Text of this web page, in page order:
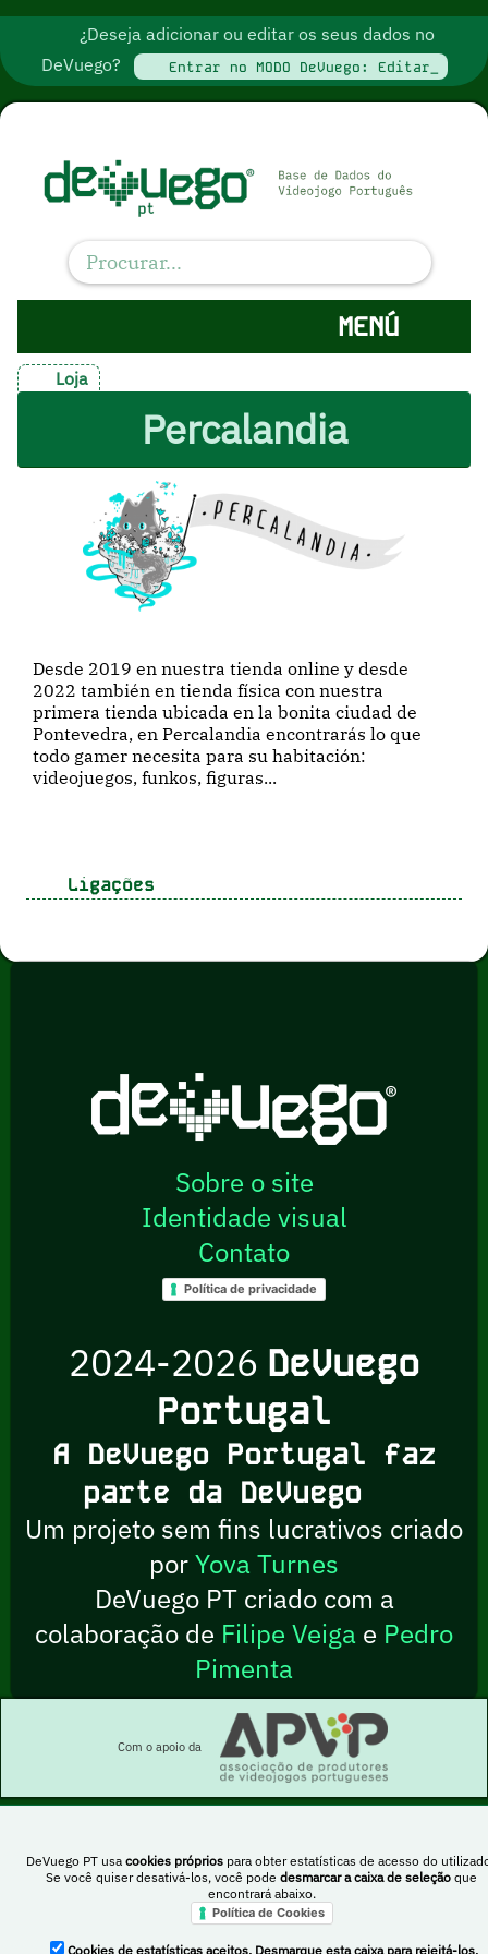
¿Deseja adicionar ou editar os seus dados no
DeVuego?
Entrar no MODO DeVuego: Editar_
MENÚ
Loja
Percalandia
Desde 2019 en nuestra tienda online y desde
2022 también en tienda física con nuestra
primera tienda ubicada en la bonita ciudad de
Pontevedra, en Percalandia encontrarás lo que
todo gamer necesita para su habitación:
videojuegos, funkos, figuras...
Ligações
DeVuego PT usa cookies própriospara obter estatísticas de acesso do
Se você quiser desativá-los, você pode desmarcar a caixa de seleção que
encontrará abaixo.
Política de Cookies
Cookies de estatísticas aceitos. Desmarque esta caixa para rejeitá-los.
Sobre o site
Identidade visual
Contato
Política de privacidade
2024-2026 DeVuego
Portugal
A DeVuego Portugal faz
parte da DeVuego
Um projeto sem fins lucrativos criado
porYova Turnes
DeVuego PT criado com a
colaboração de Filipe Veiga e Pedro
Pimenta
Com o apoio da
Esta obra está sob uma licença Creative Commons Atribuição-NãoComercial-
PartilhaIgual 4.0 Internacional